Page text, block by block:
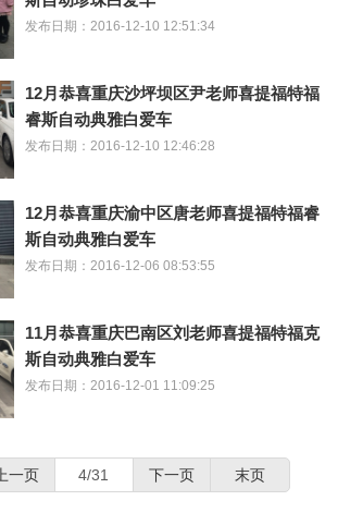
发布日期：2016-12-10 12:51:34
12月恭喜重庆沙坪坝区尹老师喜提福特福
睿斯自动典雅白爱车
发布日期：2016-12-10 12:46:28
12月恭喜重庆渝中区唐老师喜提福特福睿
斯自动典雅白爱车
发布日期：2016-12-06 08:53:55
11月恭喜重庆巴南区刘老师喜提福特福克
斯自动典雅白爱车
发布日期：2016-12-01 11:09:25
上一页 4/31 下一页 末页